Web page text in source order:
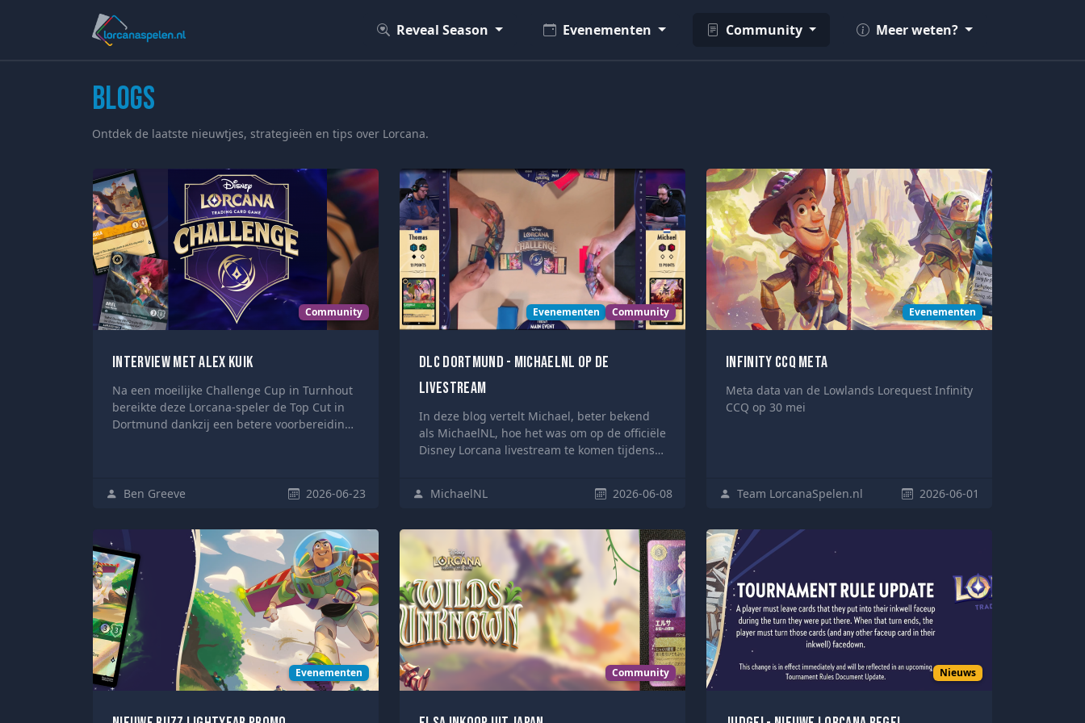
Reveal Season Evenementen Community Meer weten?
Blogs
Ontdek de laatste nieuwtjes, strategieën en tips over Lorcana.
Community
Interview met Alex Kuik
Na een moeilijke Challenge Cup in Turnhout
bereikte deze Lorcana-speler de Top Cut in
Dortmund dankzij een betere voorbereiding
Ben Greeve 2026-06-23
Evenementen Community
DLC Dortmund - MichaelNL op de
livestream
In deze blog vertelt Michael, beter bekend
als MichaelNL, hoe het was om op de officiële
Disney Lorcana livestream te komen tijdens
MichaelNL 2026-06-08
Evenementen
Infinity CCQ Meta
Meta data van de Lowlands Lorequest Infinity
CCQ op 30 mei
Team LorcanaSpelen.nl 2026-06-01
Evenementen Community Nieuws